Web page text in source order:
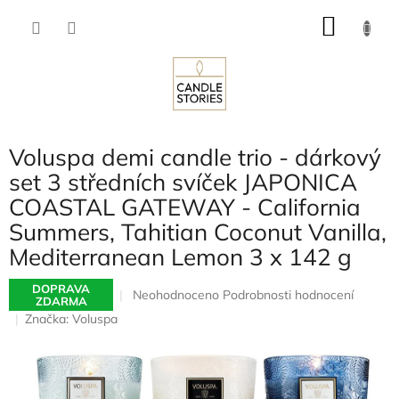
Voluspa demi candle trio - dárkový
set 3 středních svíček JAPONICA
COASTAL GATEWAY - California
Summers, Tahitian Coconut Vanilla,
Mediterranean Lemon 3 x 142 g
DOPRAVA
ZDARMA
Průměrné
0,0
z
5
Neohodnoceno Podrobnosti hodnocení
Značka: Voluspa